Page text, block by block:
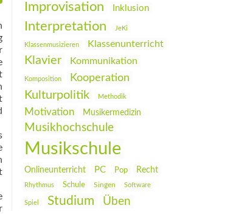
Improvisation Inklusion
Interpretation JeKi
Klassenmusizieren Klassenunterricht
Klavier Kommunikation
Komposition Kooperation
Kulturpolitik Methodik
Motivation Musikermedizin
Musikhochschule
Musikschule
Onlineunterricht PC Pop Recht
Rhythmus Schule Singen Software
Spiel Studium Üben